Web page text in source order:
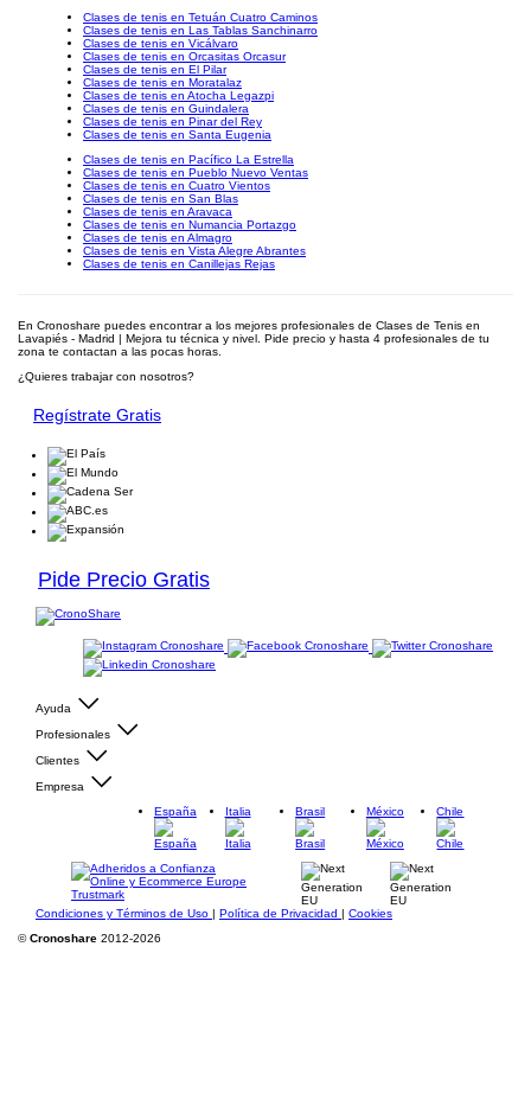
Clases de tenis en Tetuán Cuatro Caminos
Clases de tenis en Las Tablas Sanchinarro
Clases de tenis en Vicálvaro
Clases de tenis en Orcasitas Orcasur
Clases de tenis en El Pilar
Clases de tenis en Moratalaz
Clases de tenis en Atocha Legazpi
Clases de tenis en Guindalera
Clases de tenis en Pinar del Rey
Clases de tenis en Santa Eugenia
Clases de tenis en Pacífico La Estrella
Clases de tenis en Pueblo Nuevo Ventas
Clases de tenis en Cuatro Vientos
Clases de tenis en San Blas
Clases de tenis en Aravaca
Clases de tenis en Numancia Portazgo
Clases de tenis en Almagro
Clases de tenis en Vista Alegre Abrantes
Clases de tenis en Canillejas Rejas
En Cronoshare puedes encontrar a los mejores profesionales de Clases de Tenis en
Lavapiés - Madrid | Mejora tu técnica y nivel. Pide precio y hasta 4 profesionales de tu
zona te contactan a las pocas horas.
¿Quieres trabajar con nosotros?
Regístrate Gratis
Pide Precio Gratis
Ayuda
Profesionales
Clientes
Empresa
España
Italia Brasil México Chile
Condiciones y Términos de Uso | Política de Privacidad | Cookies
©Cronoshare 2012-2026